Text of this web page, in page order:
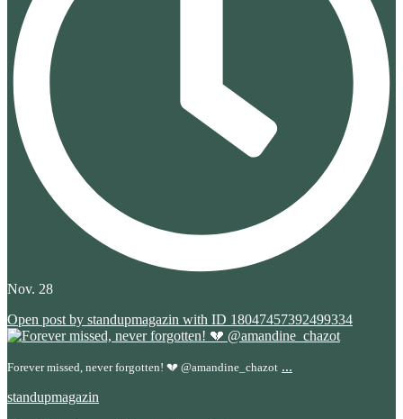
Nov. 28
Open post by standupmagazin with ID 18047457392499334
Forever missed, never forgotten! 💔 @amandine_chazot ...
standupmagazin